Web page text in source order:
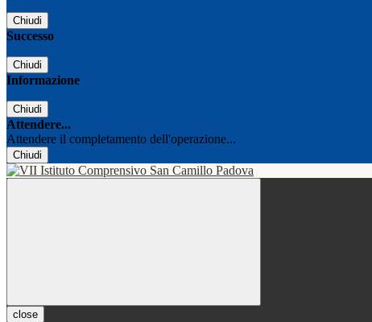
Chiudi
Successo
Chiudi
Informazione
Chiudi
Attendere...
Attendere il completamento dell'operazione...
Chiudi
close